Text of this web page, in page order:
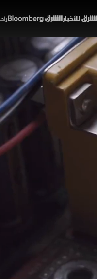
بخطى متسارعة
الإجمالية للعملات المشفرة 3 تريليونات
نقل الأموال كما